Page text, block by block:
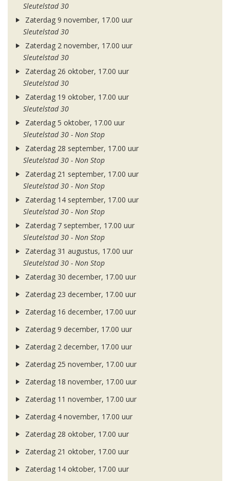
Sleutelstad 30
Zaterdag 9 november, 17.00 uur
Sleutelstad 30
Zaterdag 2 november, 17.00 uur
Sleutelstad 30
Zaterdag 26 oktober, 17.00 uur
Sleutelstad 30
Zaterdag 19 oktober, 17.00 uur
Sleutelstad 30
Zaterdag 5 oktober, 17.00 uur
Sleutelstad 30 - Non Stop
Zaterdag 28 september, 17.00 uur
Sleutelstad 30 - Non Stop
Zaterdag 21 september, 17.00 uur
Sleutelstad 30 - Non Stop
Zaterdag 14 september, 17.00 uur
Sleutelstad 30 - Non Stop
Zaterdag 7 september, 17.00 uur
Sleutelstad 30 - Non Stop
Zaterdag 31 augustus, 17.00 uur
Sleutelstad 30 - Non Stop
Zaterdag 30 december, 17.00 uur
Zaterdag 23 december, 17.00 uur
Zaterdag 16 december, 17.00 uur
Zaterdag 9 december, 17.00 uur
Zaterdag 2 december, 17.00 uur
Zaterdag 25 november, 17.00 uur
Zaterdag 18 november, 17.00 uur
Zaterdag 11 november, 17.00 uur
Zaterdag 4 november, 17.00 uur
Zaterdag 28 oktober, 17.00 uur
Zaterdag 21 oktober, 17.00 uur
Zaterdag 14 oktober, 17.00 uur